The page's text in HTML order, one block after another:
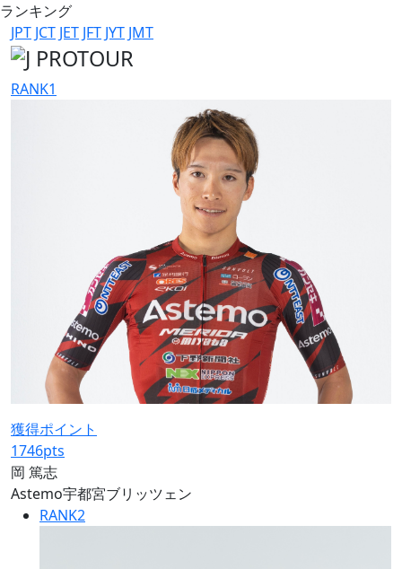
ランキング
JPT JCT JET JFT JYT JMT
RANK1
獲得ポイント
1746pts
岡 篤志
Astemo宇都宮ブリッツェン
RANK2